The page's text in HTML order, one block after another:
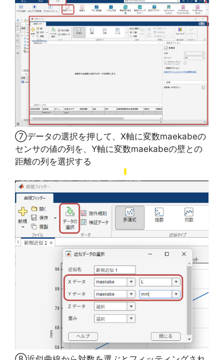
⑦データの選択を押して、X軸に変数maekabeの
センサの値の列を、Y軸に変数maekabeの壁との
距離の列を選択する